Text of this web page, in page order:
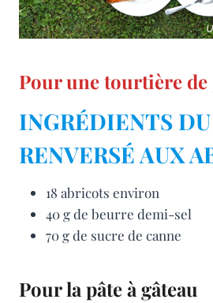
Pour une tourtière de
INGRÉDIENTS
RENVERSÉ AUX
18 abricots environ
40 g de beurre demi-sel
70 g de sucre de canne
Pour la pâte à gâteau